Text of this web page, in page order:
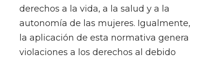
derechos a la vida, a la salud y a la
autonomía de las mujeres. Igualmente,
la aplicación de esta normativa genera
violaciones a los derechos al debido